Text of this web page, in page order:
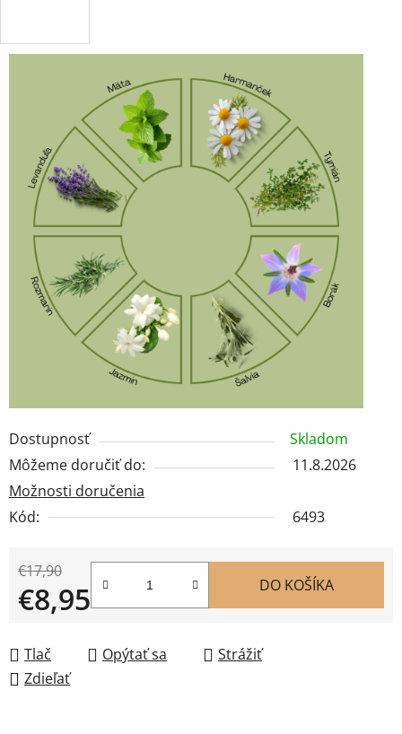
Dostupnosť
Skladom
Môžeme doručiť do:
11.8.2026
Možnosti doručenia
Kód:
6493
€17,90
€8,95 DO KOŠÍKA
Tlač Opýtať sa
Strážiť
Zdieľať